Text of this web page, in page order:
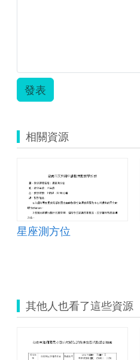
發表
相關資源
星座測方位
其他人也看了這些資源